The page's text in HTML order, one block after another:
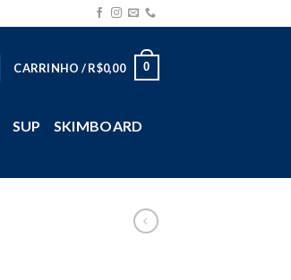
CARRINHO /R$0,00 0
SUP SKIMBOARD